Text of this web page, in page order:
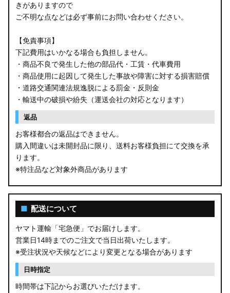
きがありますので
ご不明な点などは必ず事前にお問い合わせください。
【免責事項】
下記費用はいかなる場合も負担しません。
・商品不良で発生した他の部品代・工賃・代車費用
・商品使用に起因して発生した事故や障害に対する損害賠償
・道路交通関連法規逸脱による罰金・反則金
・輸送中の破損や紛失（運送会社の対応となります）
返品
お客様都合の返品はできません。
購入間違いは未開封品に限り、送料お客様負担にて交換を承
ります。
※特注品など対象外商品があります
■ 配送について
ヤマト運輸「宅急便」でお届けします。
営業日14時までのご注文で当日出荷いたします。
※受注状況や天候などにより変更となる場合があります
日時指定
時間帯は下記からお選びいただけます。